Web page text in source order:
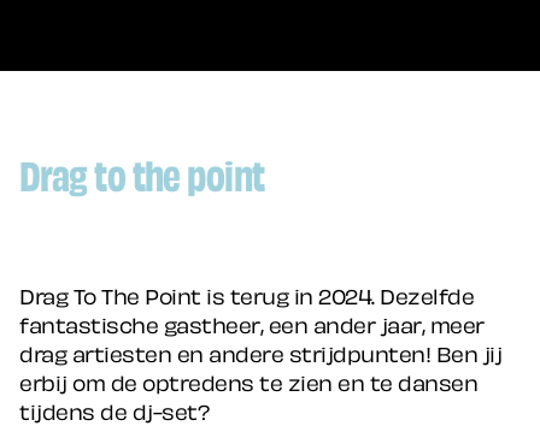
Drag to the point
Drag To The Point is terug in 2024. Dezelfde
fantastische gastheer, een ander jaar, meer
drag artiesten en andere strijdpunten! Ben jij
erbij om de optredens te zien en te dansen
tijdens de dj-set?